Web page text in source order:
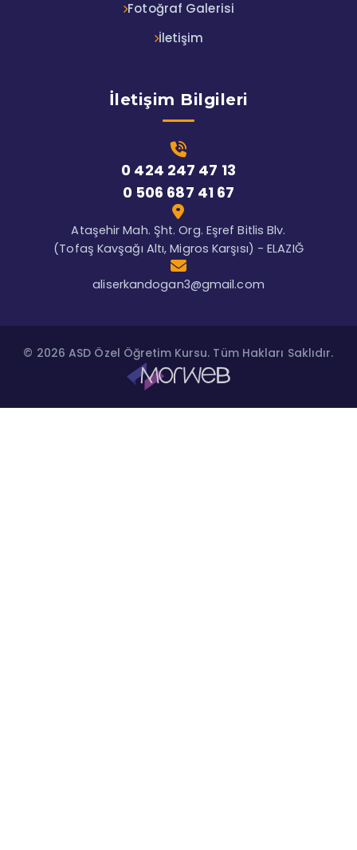
Fotoğraf Galerisi
İletişim
İletişim Bilgileri
0 424 247 47 13
0 506 687 41 67
Ataşehir Mah. Şht. Org. Eşref Bitlis Blv.
(Tofaş Kavşağı Altı, Migros Karşısı) - ELAZIĞ
aliserkandogan3@gmail.com
© 2026 ASD Özel Öğretim Kursu. Tüm Hakları Saklıdır.